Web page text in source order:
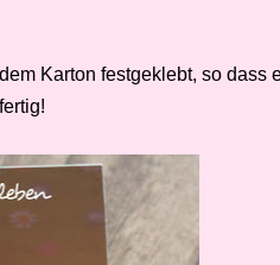
Karton festgeklebt, so dass